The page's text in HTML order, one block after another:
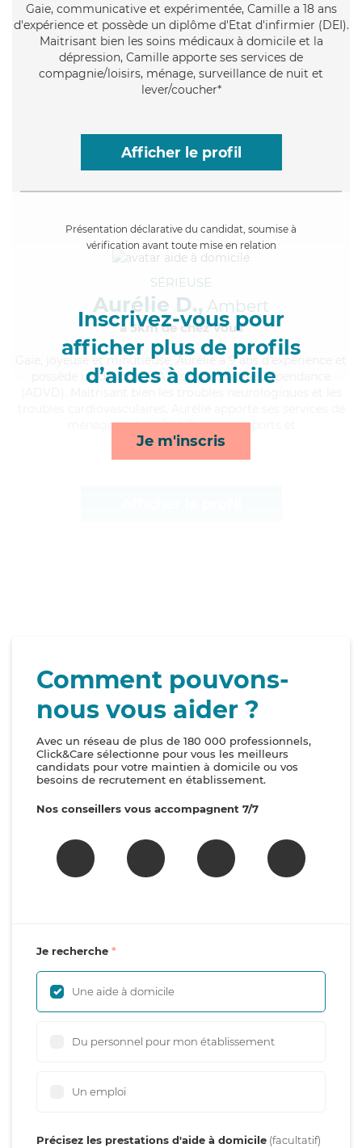
Gaie, communicative et expérimentée, Camille a 18 ans
d'expérience et possède un diplôme d'Etat d'infirmier (DEI).
Maitrisant bien les soins médicaux à domicile et la
dépression, Camille apporte ses services de
compagnie/loisirs, ménage, surveillance de nuit et
lever/coucher*
Afficher le profil
Présentation déclarative du candidat, soumise à
vérification avant toute mise en relation
Inscrivez-vous pour
afficher plus de profils
d’aides à domicile
Je m'inscris
SÉRIEUSE
Aurélie D., Ambert
à 5km de chez Vous
, joyeuse et minutieuse, Aurélie a 9 ans d'expérience et
possède un diplôme d'Assistante De Vie Dépendance
ménage, toilette/habillage, transports et
surveillance de nuit*
Comment pouvons-
nous vous aider ?
Avec un réseau de plus de 180 000 professionnels,
Click&Care sélectionne pour vous les meilleurs
candidats pour votre maintien à domicile ou vos
besoins de recrutement en établissement.
Nos conseillers vous accompagnent 7/7
Je recherche
Une aide à domicile
Du personnel pour mon établissement
Un emploi
Précisez les prestations d'aide à domicile